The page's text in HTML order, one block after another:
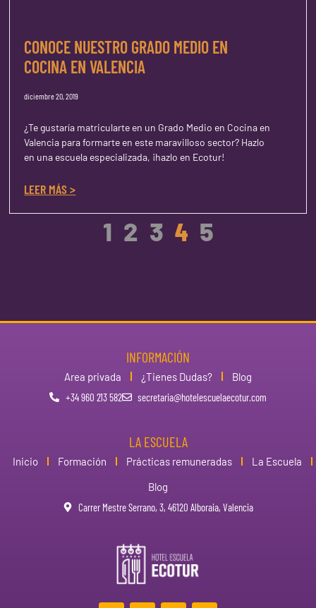
CONOCE NUESTRO GRADO MEDIO EN
COCINA EN VALENCIA
diciembre 20, 2019
¿Te gustaría matricularte en un Grado Medio en Cocina en
Valencia para formarte en este maravilloso sector? Hazlo
en una escuela especializada, ¡hazlo en Ecotur!
LEER MÁS >
1 2 3 4 5
INFORMACIÓN
Area privada ¿Tienes Dudas?
Blog
+34 960 213 582
secretaria@hotelescuelaecotur.com
LA ESCUELA
Inicio Formación Prácticas remuneradas
La Escuela
Blog
Carrer Mestre Serrano, 3, 46120 Alboraia, Valencia